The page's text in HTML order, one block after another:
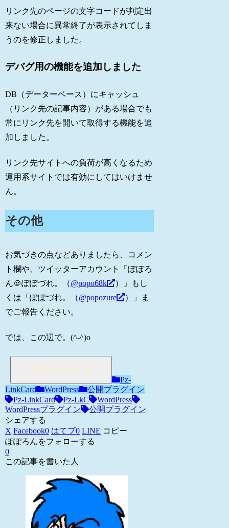
リンク先のページの文字コードが判定出
来ない場合に異常終了が表示されてしま
うのを修正しました。
デバグ用の機能を追加しました
DB（データーベース）にキャッシュ
（リンク先の記事内容）がある場合でも
常にリンク先を開いて取得する機能を追
加しました。
リンク先サイトへの負荷が高くなるため
運用系サイトでは有効にしてはいけませ
ん。
その他
お気づきの点などありましたら、コメン
ト欄や、ツイッターアカウント「ぽぽろ
ん＠ぽぽづれ。（@popo68k
）」もし
くは「ぽぽづれ。（@popozure
）」ま
でご報告ください。
では、この辺で。(^-^)o
Pz-
LinkCard
WordPress
公開プラグイン
Pz-LinkCard
Pz-LkC
WordPress
WordPressプラグイン
公開プラグイン
シェアする
X Facebook0 はてブ0 LINE コピー
ぽぽろんをフォローする
0
この記事を書いた人